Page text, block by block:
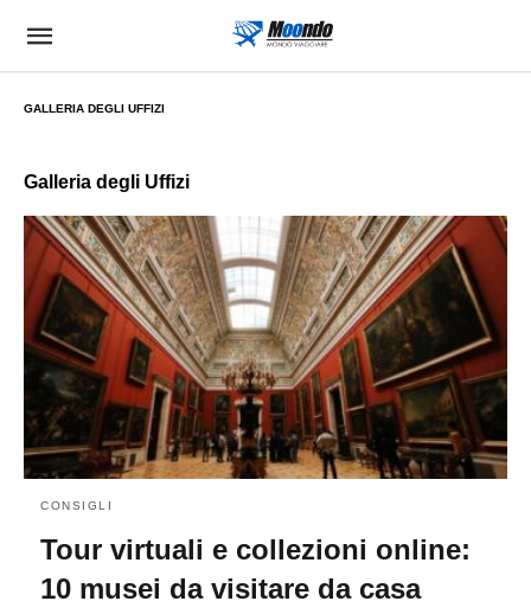
GALLERIA DEGLI UFFIZI
Galleria degli Uffizi
CONSIGLI
Tour virtuali e collezioni online:
10 musei da visitare da casa